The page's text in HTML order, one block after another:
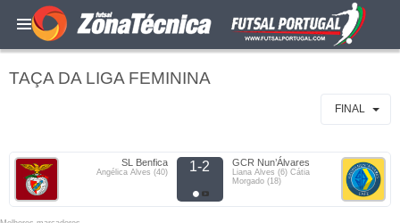
TAÇA DA LIGA FEMININA
FINAL
SL Benfica
Angélica Alves (40) 1-2 GCR Nun’Álvares
Liana Alves (6) Cátia
Morgado (18)